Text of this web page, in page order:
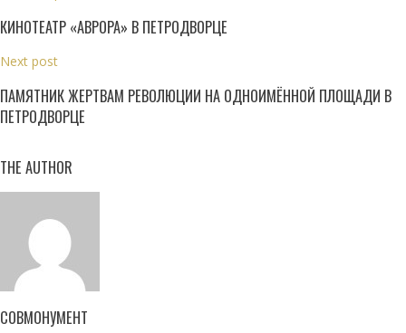
КИНОТЕАТР «АВРОРА» В ПЕТРОДВОРЦЕ
Next post
ПАМЯТНИК ЖЕРТВАМ РЕВОЛЮЦИИ НА ОДНОИМЁННОЙ ПЛОЩАДИ В
ПЕТРОДВОРЦЕ
THE AUTHOR
СОВМОНУМЕНТ